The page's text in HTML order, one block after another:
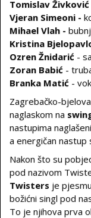
Tomislav Živković
Vjeran Simeoni -
Mihael Vlah -
Kristina
Ozren Žnidarić -
Zoran Babić -
Branka Matić -
Zagrebačko-
naglaskom na
nastupima
a energičan
Nakon što su
pod nazivom
Twisters je
božićni singl pod
To je njihova prva